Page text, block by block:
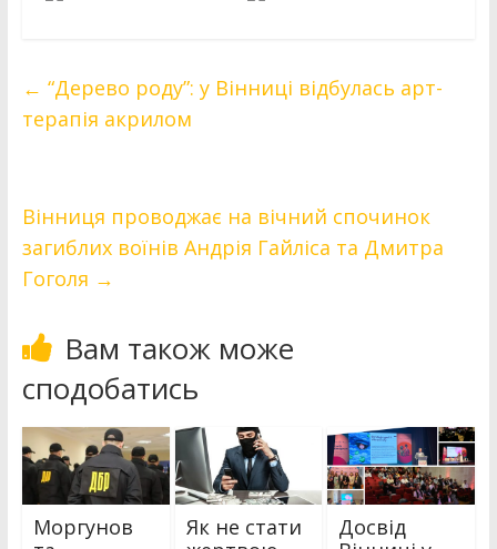
← “Дерево роду”: у Вінниці відбулась арт-
терапія акрилом
Вінниця проводжає на вічний спочинок
загиблих воїнів Андрія Гайліса та Дмитра
Гоголя →
Вам також може
сподобатись
Моргунов
Як не стати
Досвід